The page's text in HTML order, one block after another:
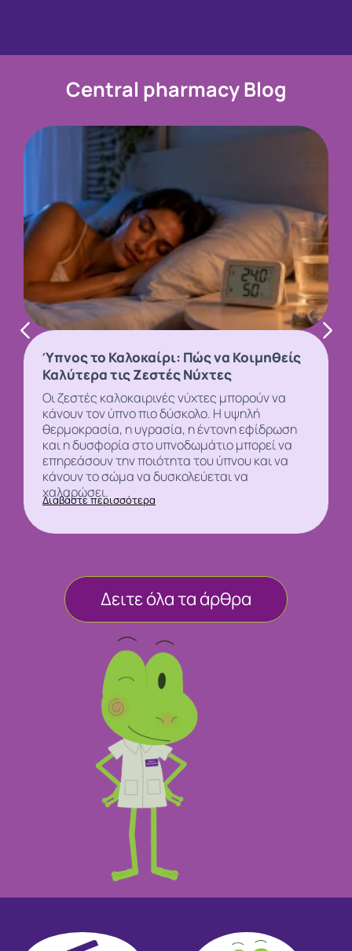
Central pharmacy Blog
Ύπνος το Καλοκαίρι: Πώς να Κοιμηθείς
Καλύτερα τις Ζεστές Νύχτες
Οι ζεστές καλοκαιρινές νύχτες μπορούν να
κάνουν τονύπνοπιο δύσκολο. Η υψηλή
θερμοκρασία, η υγρασία, η έντονη εφίδρωση
και η δυσφορία στο υπνοδωμάτιο μπορεί να
επηρεάσουν την ποιότητα του ύπνου και να
κάνουν το σώμα να δυσκολεύεται να
χαλαρώσει.
Διαβάστε περισσότερα
Δειτε όλα τα άρθρα